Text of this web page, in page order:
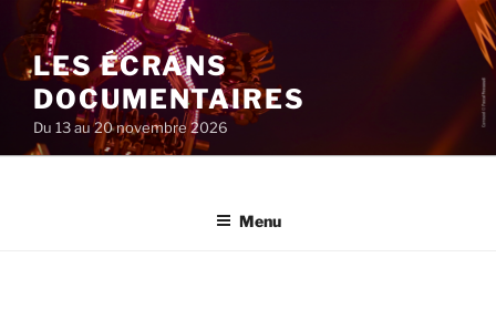
au
contenu
principal
LES ÉCRANS
DOCUMENTAIRES
Du 13 au 20 novembre 2026
Menu